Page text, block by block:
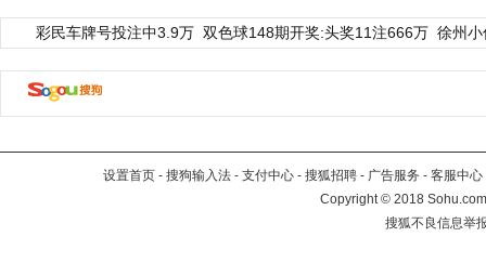
彩民车牌号投注中3.9万 双色球148期开奖:头奖11注666万 徐州
设置首页 - 搜狗输入法 - 支付中心 - 搜狐招聘 - 广告服务 - 客服中心
Copyright©2018
搜狐不良信息举